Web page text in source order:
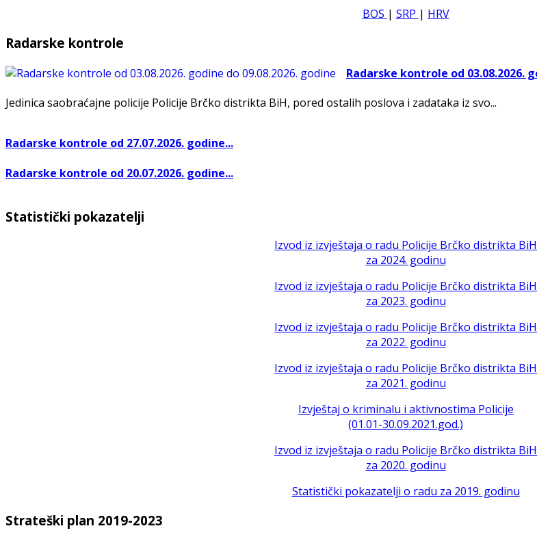
BOS | SRP | HRV
Radarske kontrole
Radarske kontrole od 03.08.2026.
Jedinica saobraćajne policije Policije Brčko distrikta BiH, pored ostalih poslova i zadataka iz svo...
Radarske kontrole od 27.07.2026. godine...
Radarske kontrole od 20.07.2026. godine...
Statistički pokazatelji
Izvod iz izvještaja o radu Policije Brčko distrikta BiH
za 2024. godinu
Izvod iz izvještaja o radu Policije Brčko distrikta BiH
za 2023. godinu
Izvod iz izvještaja o radu Policije Brčko distrikta BiH
za 2022. godinu
Izvod iz izvještaja o radu Policije Brčko distrikta BiH
za 2021. godinu
Izvještaj o kriminalu i aktivnostima Policije
(01.01-30.09.2021.god.)
Izvod iz izvještaja o radu Policije Brčko distrikta BiH
za 2020. godinu
Statistički pokazatelji o radu za 2019. godinu
Strateški plan 2019-2023